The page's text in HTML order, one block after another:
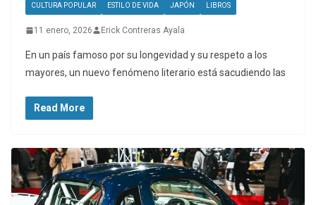
CULTURA POPULAR ESTILO DE VIDA JAPÓN LIBROS
11 enero, 2026 Erick Contreras Ayala
En un país famoso por su longevidad y su respeto a los
mayores, un nuevo fenómeno literario está sacudiendo las
Read More